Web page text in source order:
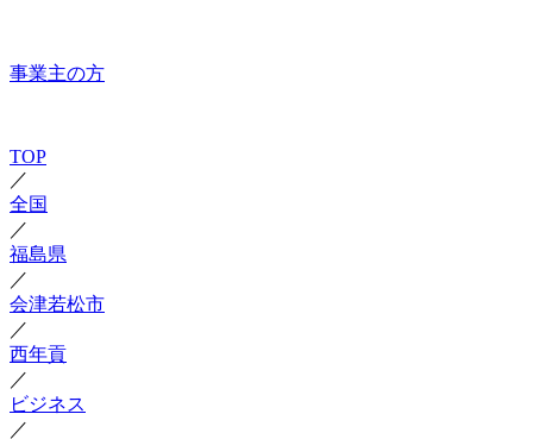
事業主の方
TOP
／
全国
／
福島県
／
会津若松市
／
西年貢
／
ビジネス
／